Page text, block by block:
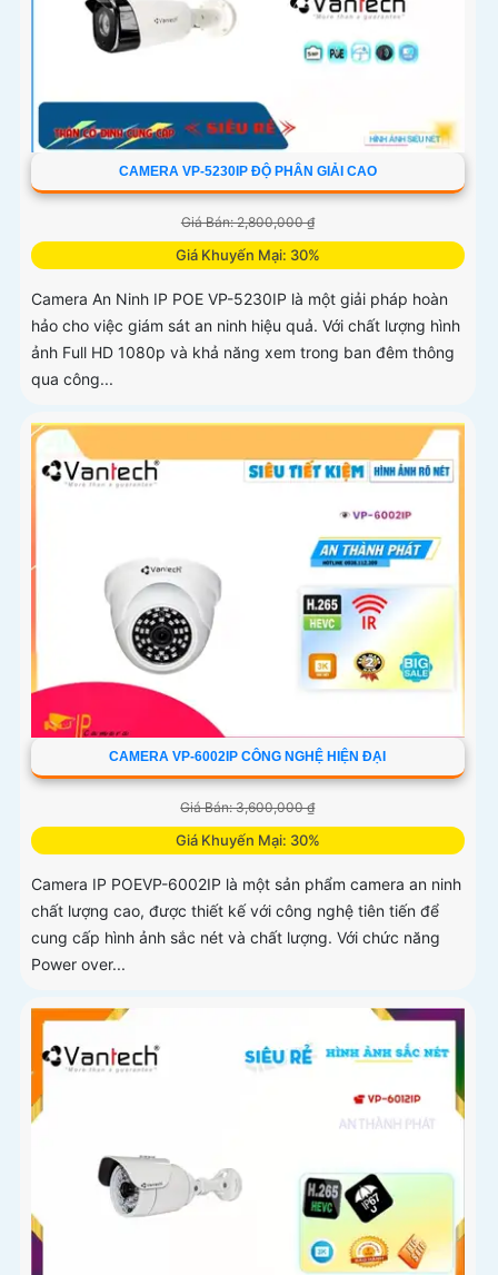
CAMERA VP-5230IP ĐỘ PHÂN GIẢI CAO
Giá Bán: 2,800,000 ₫
Giá Khuyến Mại: 30%
Camera An Ninh IP POE VP-5230IP là một giải pháp hoàn
hảo cho việc giám sát an ninh hiệu quả. Với chất lượng hình
ảnh Full HD 1080p và khả năng xem trong ban đêm thông
qua công...
CAMERA VP-6002IP CÔNG NGHỆ HIỆN ĐẠI
Giá Bán: 3,600,000 ₫
Giá Khuyến Mại: 30%
Camera IP POEVP-6002IP là một sản phẩm camera an ninh
chất lượng cao, được thiết kế với công nghệ tiên tiến để
cung cấp hình ảnh sắc nét và chất lượng. Với chức năng
Power over...